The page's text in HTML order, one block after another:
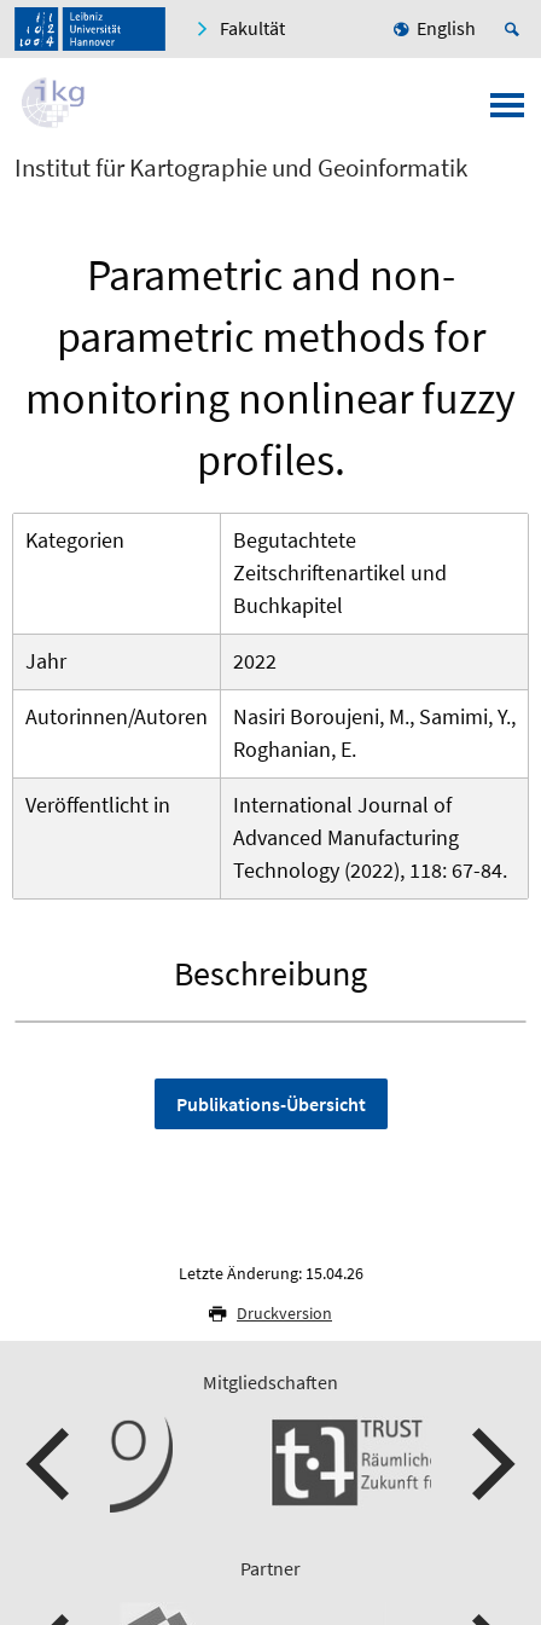
Fakultät English
Institut für Kartographie und Geoinformatik
Parametric and non-
parametric methods for
monitoring nonlinear fuzzy
profiles.
Kategorien
Begutachtete
Zeitschriftenartikel und
Buchkapitel
Jahr
2022
Autorinnen/Autoren
Nasiri Boroujeni, M., Samimi, Y.,
Roghanian, E.
Veröffentlicht in
International Journal of
Advanced Manufacturing
Technology (2022), 118: 67-84.
Beschreibung
Publikations-Übersicht
Letzte Änderung: 15.04.26
Druckversion
Mitgliedschaften
Partner